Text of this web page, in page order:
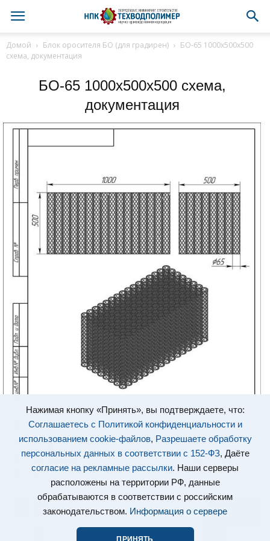
Нажимая кнопку «Принять», вы подтверждаете, что:
Соглашаетесь с Политикой конфиденциальности и
использованием cookie-файлов, Разрешаете обработку
персональных данных в соответствии с 152-ФЗ, Даёте
согласие на рекламные рассылки. Наши серверы
расположены на территории РФ, данные
обрабатываются в соответствии с российским
законодательством. Информация о сервере
ПРИНЯТЬ
Домой Блок оросителя БО (для градирен)
БО-65 1000х500х500
схема, документация
БО-65 1000х500х500 схема,
документация